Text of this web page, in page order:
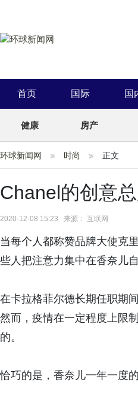
首页 国际 国
健康 房产
环球新闻网 时尚 正文
Chanel的创意
2020-12-08 15:23 来源： 互联网
当每个人都称赞品牌大使克
些人把注意力集中在香奈儿
在卡拉格菲尔德长期任职期
然而，疫情在一定程度上限
的。
恰巧的是，香奈儿一年一度